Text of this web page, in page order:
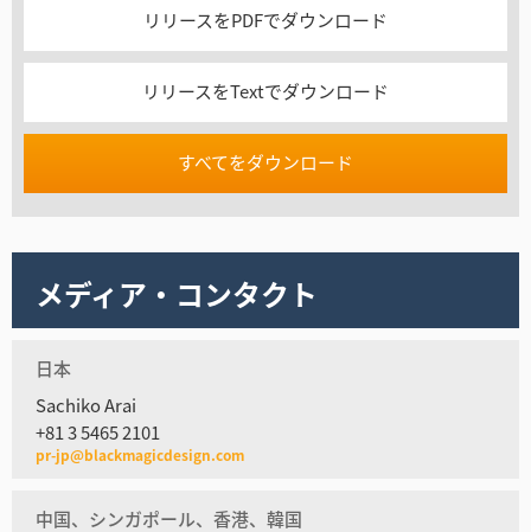
リリースをPDFでダウンロード
リリースをTextでダウンロード
すべてをダウンロード
メディア・コンタクト
日本
Sachiko Arai
+81 3 5465 2101
pr-jp@blackmagicdesign.com
中国、シンガポール、香港、韓国